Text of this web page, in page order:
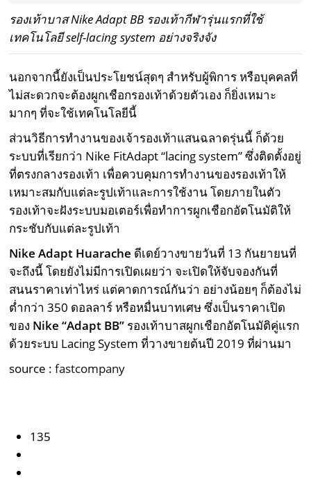
รองเท้าบาส Nike Adapt BB รองเท้ากีฬารุ่นแรกที่ใช้
เทคโนโลยี self-lacing system อย่างจริงจัง
นอกจากนี้ยังเป็นประโยชน์สุดๆ สำหรับผู้พิการ หรือบุคคลที่
ไม่สะดวกจะต้องผูกเชือกรองเท้าด้วยตัวเอง ก็ยิ่งเหมาะ
มากๆ ที่จะใช้เทคโนโลยีนี้
ส่วนวิธีการทำงานของเจ้ารองเท้าแสนฉลาดรุ่นนี้ ก็ด้วย
ระบบที่เรียกว่า Nike FitAdapt “lacing system” ซึ่งติดตั้งอยู่
ที่ตรงกลางรองเท้า เพื่อควบคุมการทำงานของรองเท้าให้
เหมาะสมกับแต่ละรูปเท้าและการใช้งาน โดยภายในตัว
รองเท้าจะฝังระบบมอเตอร์เพื่อทำการผูกเชือกอัตโนมัติให้
กระชับกับแต่ละรูปเท้า
Nike Adapt Huarache ดีเดย์วางขายวันที่ 13 กันยายนที่
จะถึงนี้ โดยยังไม่มีการเปิดเผยว่า จะเปิดให้จับจองกันที่
สนนราคาเท่าไหร่ แต่คาดการณ์กันว่า อย่างน้อยๆ ก็ต้องไม่
ต่ำกว่า 350 ดอลลาร์ หรือหมื่นบาทเศษ ซึ่งเป็นราคาเปิด
ของ Nike “Adapt BB” รองเท้าบาสผูกเชือกอัตโนมัติคู่แรก
ด้วยระบบ Lacing System ที่วางขายต้นปี 2019 ที่ผ่านมา
source :fastcompany
135